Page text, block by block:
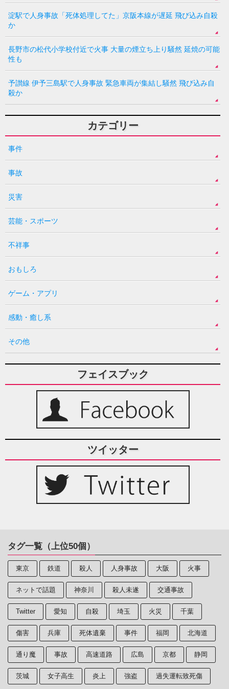
淀駅で人身事故「死体処理してた」京阪本線が遅延 飛び込み自殺
か
長野市の松代小学校付近で火事 大量の煙立ち上り騒然 延焼の可能
性も
予讃線 伊予三島駅で人身事故 緊急車両が集結し騒然 飛び込み自
殺か
カテゴリー
事件
事故
災害
芸能・スポーツ
不祥事
おもしろ
ゲーム・アプリ
感動・癒し系
その他
フェイスブック
ツイッター
タグ一覧（上位50個）
東京 鉄道 殺人 人身事故 大阪 火事
ネットで話題 神奈川 殺人未遂 交通事故
Twitter 愛知 自殺 埼玉 火災 千葉
傷害 兵庫 死体遺棄 事件 福岡 北海道
通り魔 事故 高速道路 広島 京都 静岡
茨城 女子高生 炎上 強盗 過失運転致死傷